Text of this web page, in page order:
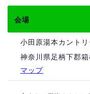
会場
小田原湯本カント
神奈川県足柄下郡
マップ